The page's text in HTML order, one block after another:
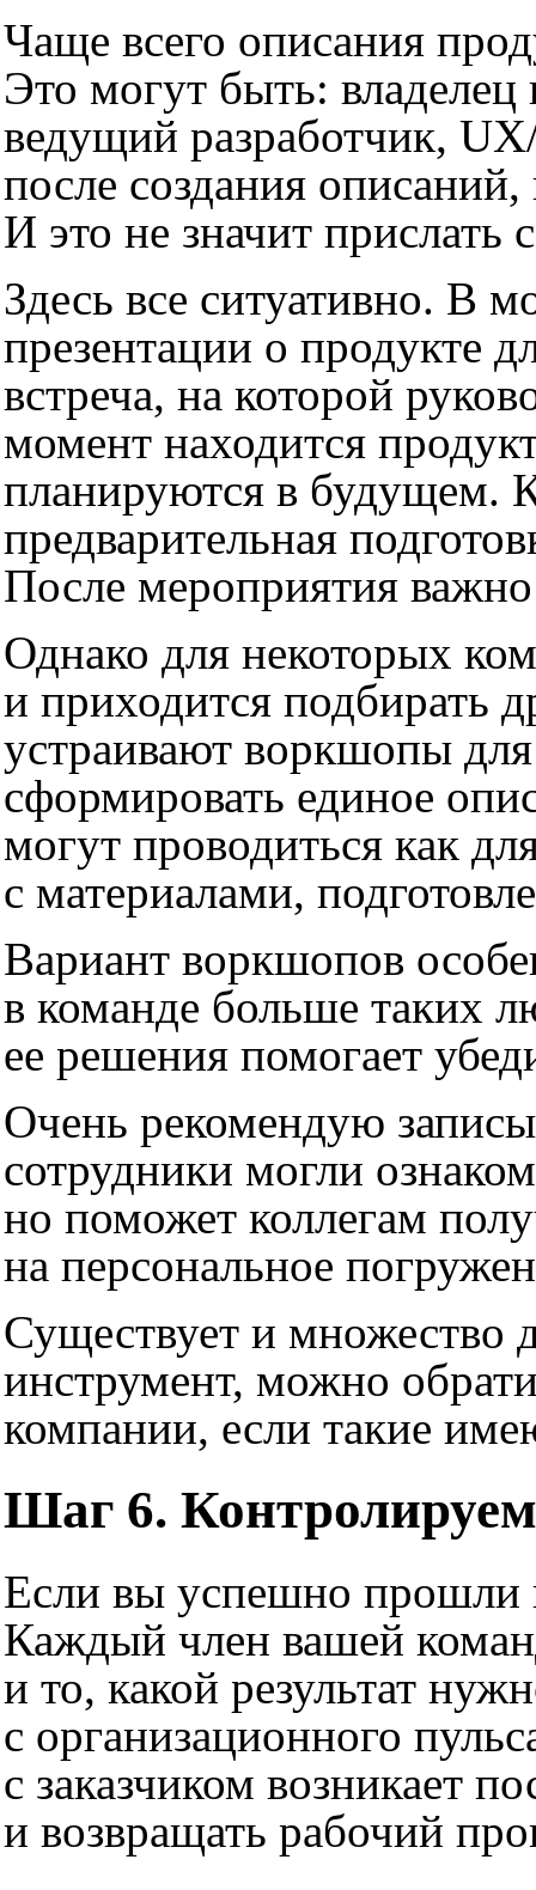
Чаще всего описания
Это могут быть: владелец
ведущий разработчик,
после создания
И это не значит
Здесь все ситуативно. В
презентации о продукте
встреча, на которой
момент находится
планируются в будущем.
предварительная
После мероприятия
Однако для некоторых
и приходится подбирать
устраивают воркшопы
сформировать единое
могут проводиться как
с материалами,
Вариант воркшопов
в команде больше таких
ее решения помогает
Очень рекомендую
сотрудники могли
но поможет коллегам
на персональное
Существует и множество
инструмент, можно
компании, если такие
Шаг 6.
Если вы успешно прошли
Каждый член вашей
и то, какой результат
с организационного
с заказчиком возникает
и возвращать рабочий